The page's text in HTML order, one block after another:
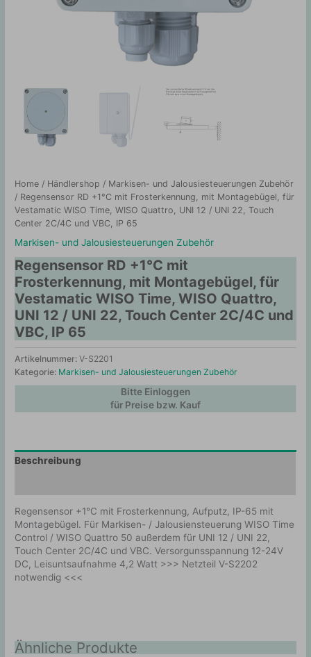
Home / Händlershop / Markisen- und Jalousiesteuerungen Zubehör
/ Regensensor RD +1°C mit Frosterkennung, mit Montagebügel, für
Vestamatic WISO Time, WISO Quattro, UNI 12 / UNI 22, Touch
Center 2C/4C und VBC, IP 65
Markisen- und Jalousiesteuerungen Zubehör
Regensensor RD +1°C mit
Frosterkennung, mit Montagebügel, für
Vestamatic WISO Time, WISO Quattro,
UNI 12 / UNI 22, Touch Center 2C/4C und
VBC, IP 65
Artikelnummer:V-S2201
Kategorie: Markisen- und Jalousiesteuerungen Zubehör
Bitte Einloggen
für Preise bzw. Kauf
Beschreibung
Regensensor +1°C mit Frosterkennung, Aufputz, IP-65 mit
Montagebügel. Für Markisen- / Jalousiensteuerung WISO Time
Control / WISO Quattro 50 außerdem für UNI 12 / UNI 22,
Touch Center 2C/4C und VBC. Versorgunsspannung 12-24V
DC, Leisuntsaufnahme 4,2 Watt >>> Netzteil V-S2202
notwendig <<<
Ähnliche Produkte